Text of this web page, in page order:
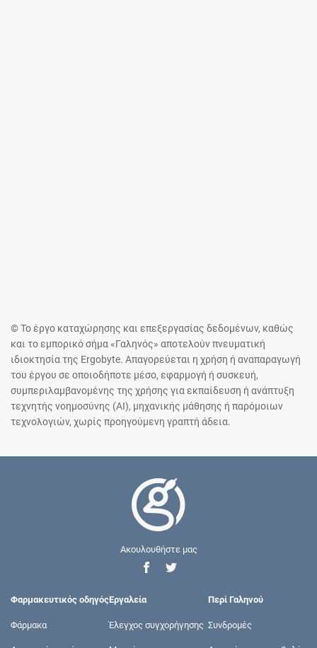
© Το έργο καταχώρησης και επεξεργασίας δεδομένων, καθώς
και το εμπορικό σήμα «Γαληνός» αποτελούν πνευματική
ιδιοκτησία της Ergobyte. Απαγορεύεται η χρήση ή αναπαραγωγή
του έργου σε οποιοδήποτε μέσο, εφαρμογή ή συσκευή,
συμπεριλαμβανομένης της χρήσης για εκπαίδευση ή ανάπτυξη
τεχνητής νοημοσύνης (AI), μηχανικής μάθησης ή παρόμοιων
τεχνολογιών, χωρίς προηγούμενη γραπτή άδεια.
Ακουλουθήστε μας
Φαρμακευτικός οδηγός
Φάρμακα
Εργαλεία
Έλεγχος συγχορήγησης
Περί Γαληνού
Συνδρομές